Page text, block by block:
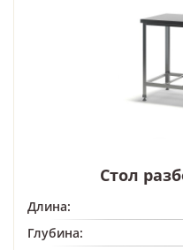
Стол
Длина:
Глубина: